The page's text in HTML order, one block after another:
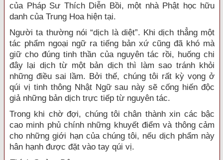
của Pháp Sư Thích Diễn Bồi, một nhà Phật học hữu
danh của Trung Hoa hiện tại.
Người ta thường nói “dịch là diệt”. Khi dịch thẳng một
tác phẩm ngoại ngữ ra tiếng bản xứ cũng đã khó mà
giữ cho đúng tinh thần của nguyên tác rồi, huống chi
đây lại dịch từ một bản dịch thì làm sao tránh khỏi
những điều sai lầm. Bởi thế, chúng tôi rất kỳ vọng ở
qúi vị tinh thông Nhật Ngữ sau này sẽ cống hiến độc
giả những bản dịch trực tiếp từ nguyên tác.
Trong khi chờ đợi, chúng tôi chân thành xin các bậc
cao minh phủ chính những khuyết điểm và thông cảm
cho những giới hạn của chúng tôi, nếu dịch phẩm này
hân hạnh được đặt vào tay qúi vị.